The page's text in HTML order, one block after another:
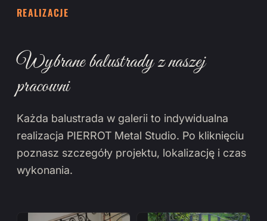
REALIZACJE
Wybrane balustrady z naszej
pracowni
Każda balustrada w galerii to indywidualna
realizacja PIERROT Metal Studio. Po kliknięciu
poznasz szczegóły projektu, lokalizację i czas
wykonania.